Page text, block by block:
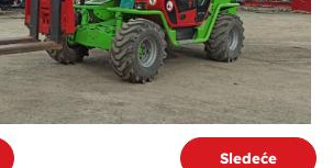
Sledeće